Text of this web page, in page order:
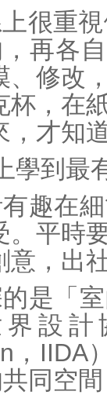
很重
再各
、修改
杯，在
，才知
學到最
趣在
。平時
意，出
是「
設計
，IIDA
同空